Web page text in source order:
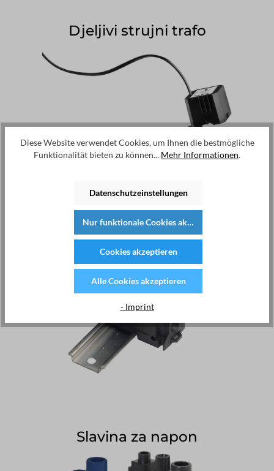
Djeljivi strujni trafo
VCT32
Slavina za napon
Diese Website verwendet Cookies, um Ihnen die bestmögliche
Funktionalität bieten zu können... Mehr Informationen.
Datenschutzeinstellungen
Nur funktionale Cookies akzeptieren
Cookies akzeptieren
Alle Cookies akzeptieren
- Imprint